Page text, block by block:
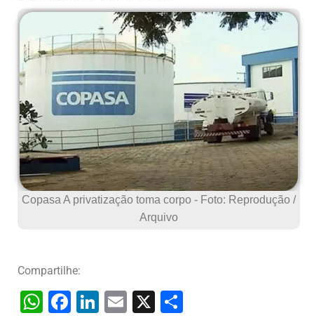
Copasa A privatização toma corpo - Foto: Reprodução /
Arquivo
Compartilhe:
W F
Li
E
X